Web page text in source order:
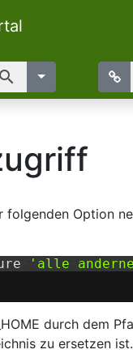
search
folgenden Option
'alle
durch dem
zu ersetzen ist.